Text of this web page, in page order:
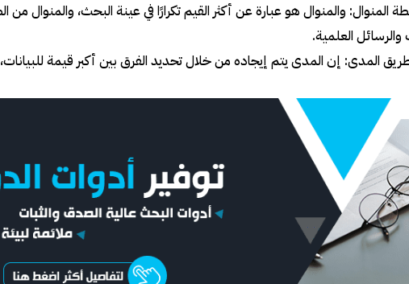
المنوال: والمنوال هو عبارة عن أكثر القيم تكرارًا في عينة البحث، والمنوال
العلمية.
المدى: إن المدى يتم إيجاده من خلال تحديد الفرق بين أكبر قيمة